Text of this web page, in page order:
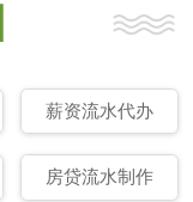
薪资流水代办
房贷流水制作